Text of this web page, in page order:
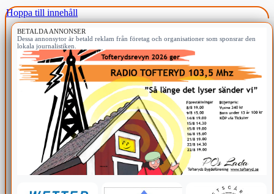
Hoppa till innehåll
BETALDA ANNONSER
Dessa annonsytor är betald reklam från företag och organisationer som sponsrar den
lokala journalistiken.